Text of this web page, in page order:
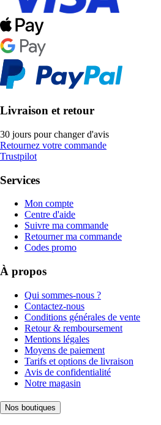
Livraison et retour
30 jours pour changer d'avis
Retournez votre commande
Trustpilot
Services
Mon compte
Centre d'aide
Suivre ma commande
Retourner ma commande
Codes promo
À propos
Qui sommes-nous ?
Contactez-nous
Conditions générales de vente
Retour & remboursement
Mentions légales
Moyens de paiement
Tarifs et options de livraison
Avis de confidentialité
Notre magasin
Nos boutiques